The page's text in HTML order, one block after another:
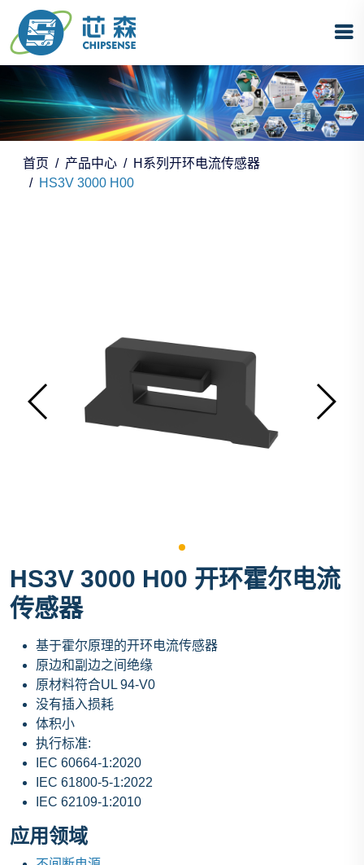
首页 产品中心
H系列开环电流传感器
HS3V 3000 H00
HS3V 3000 H00 开环霍尔电流
传感器
基于霍尔原理的开环电流传感器
原边和副边之间绝缘
原材料符合UL 94-V0
没有插入损耗
体积小
执行标准:
IEC 60664-1:2020
IEC 61800-5-1:2022
IEC 62109-1:2010
应用领域